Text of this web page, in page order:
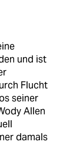
und ist
Flucht
seiner
Allen
damals